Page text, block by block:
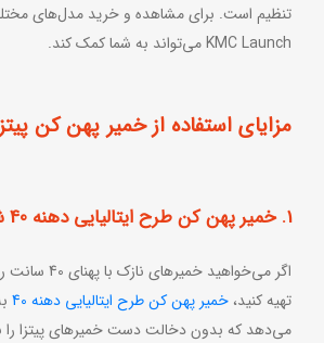
تنظیم است. برای مشاهده و خرید مدل‌های
KMC Launch می‌تواند به شما کمک کند.
مزایای استفاده از خمیر پهن کن
1. خمیر پهن کن طرح ایتالیایی دهنه 40 شرکت KMC:
اگر می‌خواهید
تهیه کنید، خمیر پهن کن طرح ایتالیایی دهنه 40